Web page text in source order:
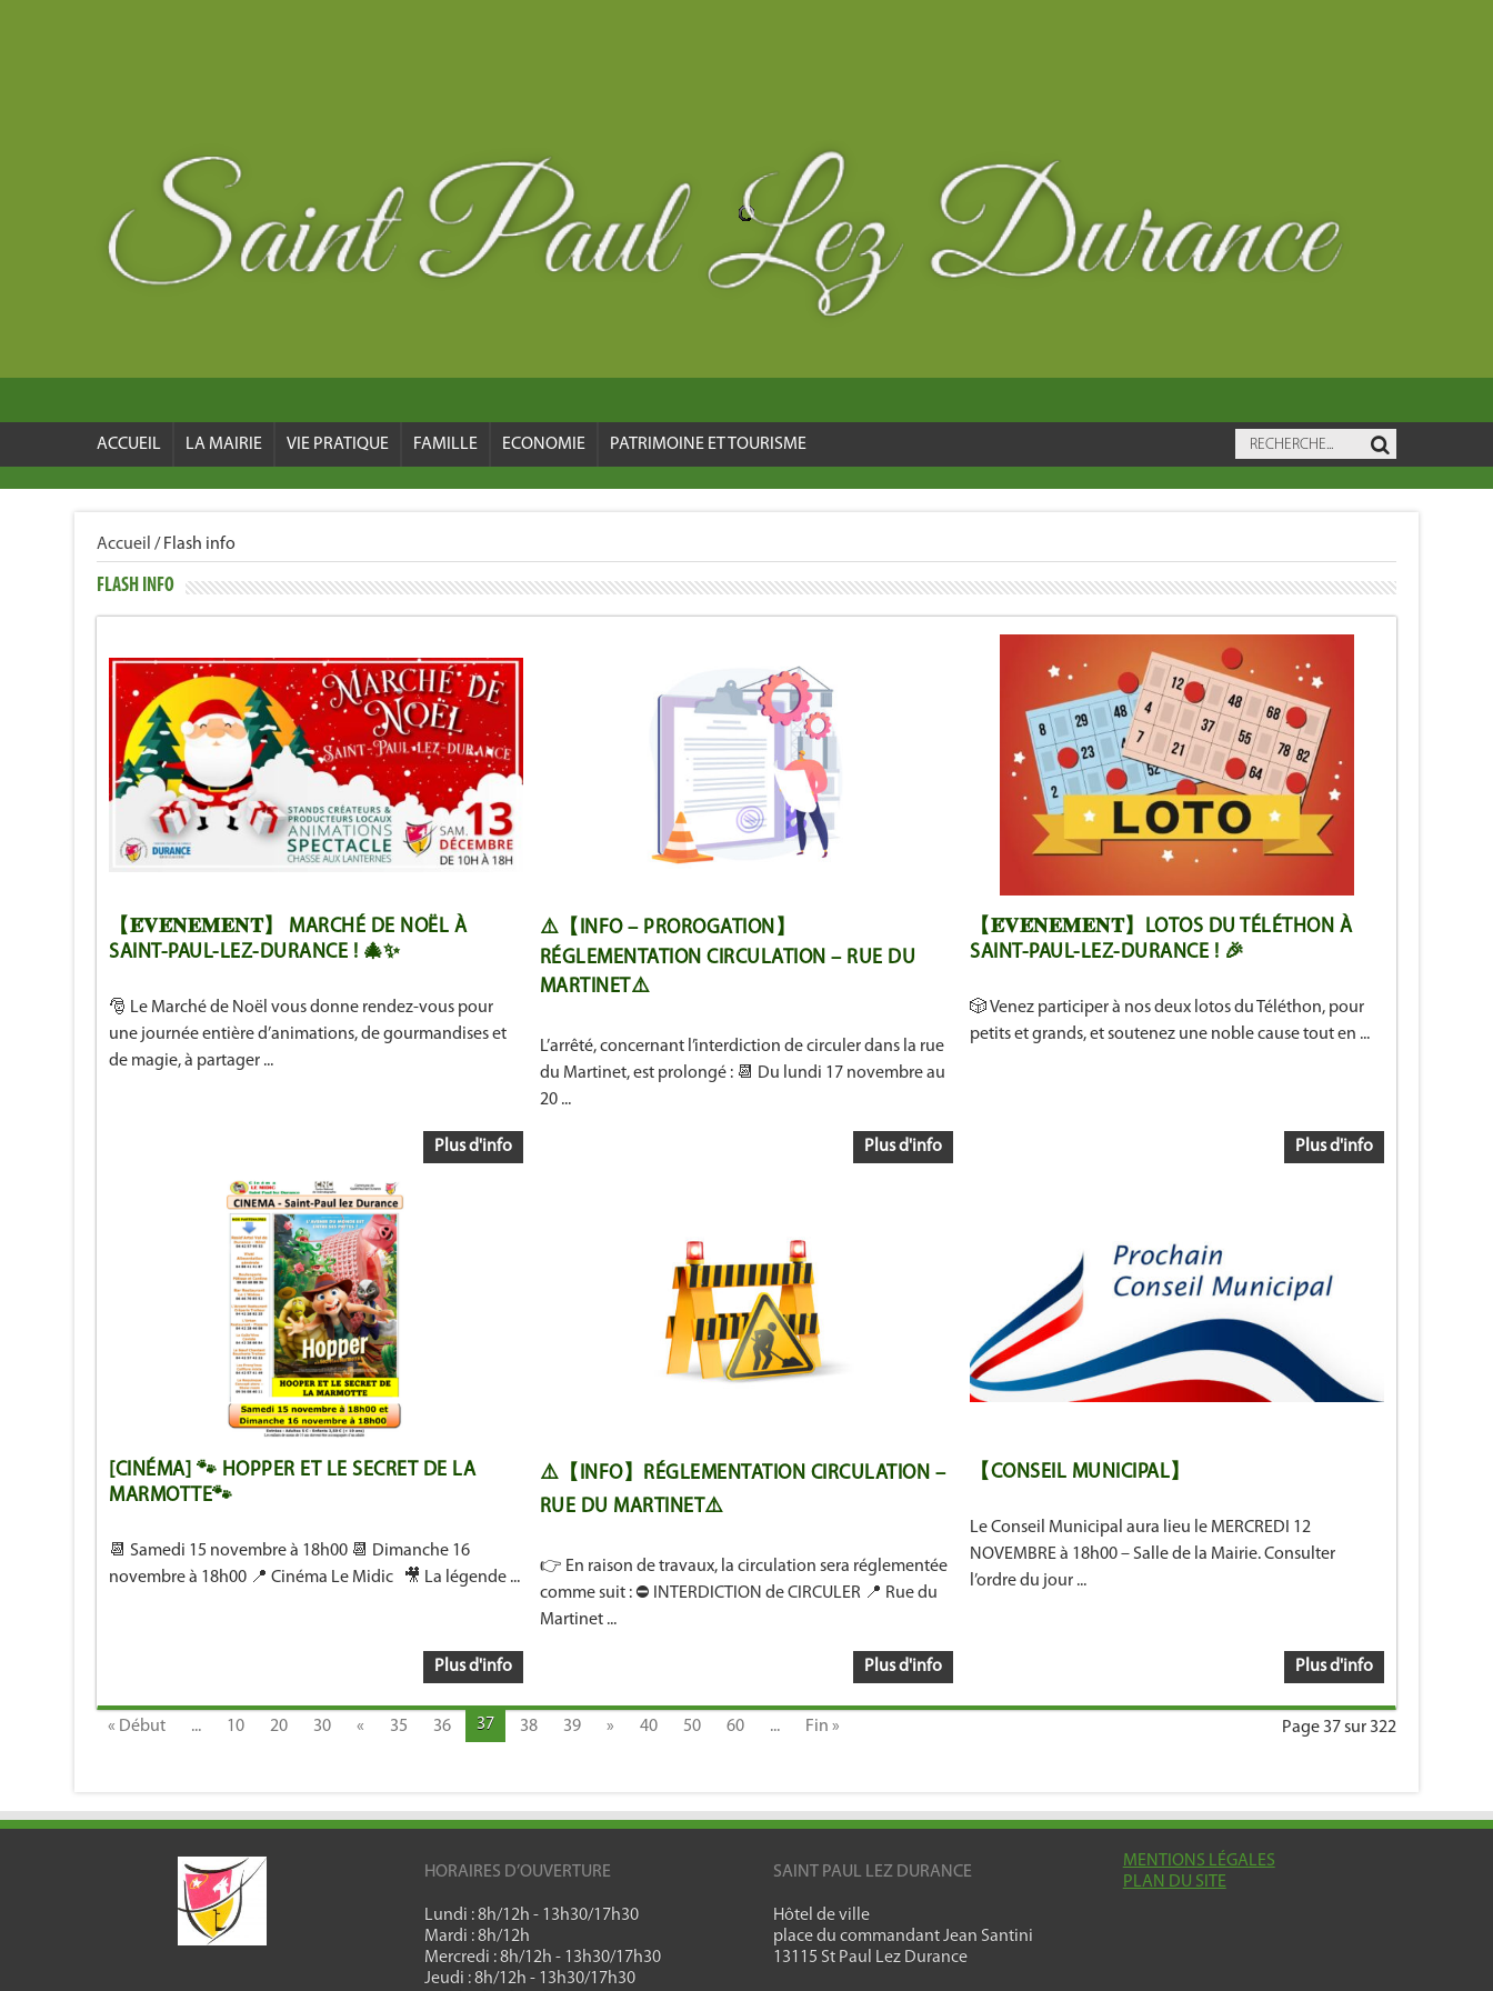
ACCUEIL LA MAIRIE VIE PRATIQUE FAMILLE ECONOMIE PATRIMOINE ET TOURISME
Accueil / Flash info
FLASH INFO
【𝐄́𝐕𝐄́𝐍𝐄𝐌𝐄𝐍𝐓】 MARCHÉ DE NOËL À
SAINT-PAUL-LEZ-DURANCE ! 🎄✨
🎅 Le Marché de Noël vous donne rendez-vous pour
une journée entière d’animations, de gourmandises et
de magie, à partager ...
Plus d'info
⚠️【INFO – PROROGATION】
RÉGLEMENTATION CIRCULATION – RUE DU
MARTINET⚠️
L’arrêté, concernant l’interdiction de circuler dans la rue
du Martinet, est prolongé : 📆 Du lundi 17 novembre au
20 ...
Plus d'info
【𝐄́𝐕𝐄́𝐍𝐄𝐌𝐄𝐍𝐓】LOTOS DU TÉLÉTHON À
SAINT-PAUL-LEZ-DURANCE ! 🎉
🎲 Venez participer à nos deux lotos du Téléthon, pour
petits et grands, et soutenez une noble cause tout en ...
Plus d'info
[CINÉMA] 🐾 HOPPER ET LE SECRET DE LA
MARMOTTE🐾
📆 Samedi 15 novembre à 18h00 📆 Dimanche 16
novembre à 18h00 📍 Cinéma Le Midic 🎥 La légende ...
Plus d'info
⚠️【INFO】RÉGLEMENTATION CIRCULATION –
RUE DU MARTINET⚠️
👉 En raison de travaux, la circulation sera réglementée
comme suit : ⛔️ INTERDICTION de CIRCULER 📍 Rue du
Martinet ...
Plus d'info
【CONSEIL MUNICIPAL】
Le Conseil Municipal aura lieu le MERCREDI 12
NOVEMBRE à 18h00 – Salle de la Mairie. Consulter
l’ordre du jour ...
Plus d'info
Page 37 sur 322
« Début ... 10 20 30 « 35 36 37 38 39 » 40 50 60 ... Fin »
HORAIRES D’OUVERTURE
Lundi : 8h/12h - 13h30/17h30
Mardi : 8h/12h
Mercredi : 8h/12h - 13h30/17h30
Jeudi : 8h/12h - 13h30/17h30
SAINT PAUL LEZ DURANCE
Hôtel de ville
place du commandant Jean Santini
13115 St Paul Lez Durance
MENTIONS LÉGALES
PLAN DU SITE